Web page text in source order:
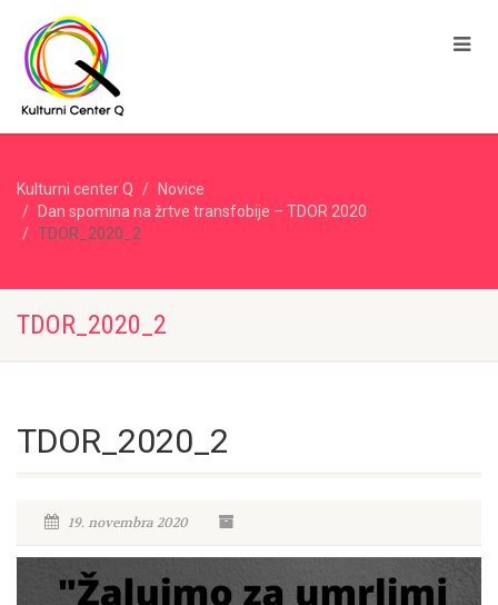
Kulturni center Q
Novice
Dan spomina na žrtve transfobije – TDOR 2020
TDOR_2020_2
TDOR_2020_2
TDOR_2020_2
19. novembra 2020